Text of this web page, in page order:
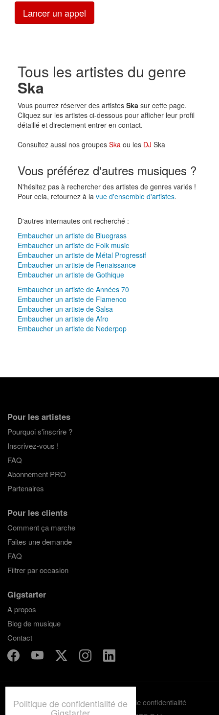
Lancer un appel
Tous les artistes du genre
Ska
Vous pourrez réserver des artistes Ska sur cette page.
Cliquez sur les artistes ci-dessous pour afficher leur profil
détaillé et directement entrer en contact.
Consultez aussi nos groupes Ska ou les DJ Ska
Vous préférez d'autres musiques ?
N'hésitez pas à rechercher des artistes de genres variés !
Pour cela, retournez à la vue d'ensemble d'artistes.
D'autres internautes ont recherché :
Embaucher un artiste de Bluegrass
Embaucher un artiste de Folk music
Embaucher un artiste de Métal Progressif
Embaucher un artiste de Renaissance
Embaucher un artiste de Gothique
Embaucher un artiste de Années 70
Embaucher un artiste de Flamenco
Embaucher un artiste de Salsa
Embaucher un artiste de Afro
Embaucher un artiste de Nederpop
Pour les artistes
Pourquoi s'inscrire ?
Inscrivez-vous !
FAQ
Abonnement PRO
Partenaires
Pour les clients
Comment ça marche
Faites une demande
FAQ
Filtrer par occasion
Gigstarter
A propos
Blog de musique
Contact
Termes et conditions
Politique de confidentialité
Politique de confidentialité de